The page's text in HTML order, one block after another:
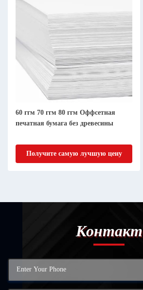
60 ггм 70 ггм 80 ггм Оффсетная
печатная бумага без древесины
Получите самую лучшую цену
Контакт